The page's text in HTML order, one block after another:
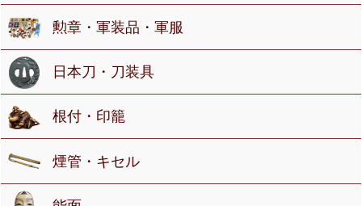
勲章・軍装品・軍服
日本刀・刀装具
根付・印籠
煙管・キセル